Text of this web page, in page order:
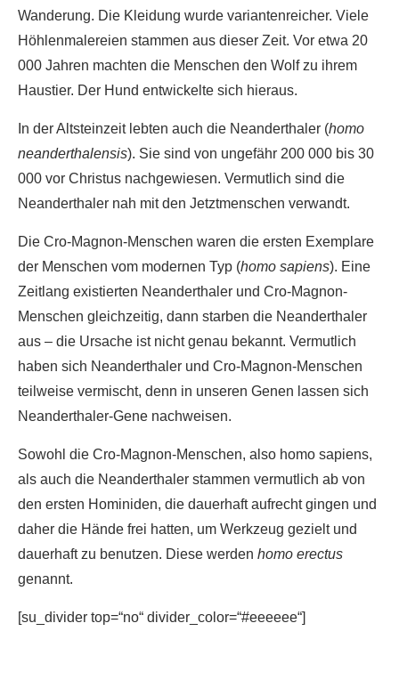
Wanderung. Die Kleidung wurde variantenreicher. Viele
Höhlenmalereien stammen aus dieser Zeit. Vor etwa 20
000 Jahren machten die Menschen den Wolf zu ihrem
Haustier. Der Hund entwickelte sich hieraus.
In der Altsteinzeit lebten auch die Neanderthaler (homo
neanderthalensis). Sie sind von ungefähr 200 000 bis 30
000 vor Christus nachgewiesen. Vermutlich sind die
Neanderthaler nah mit den Jetztmenschen verwandt.
Die Cro-Magnon-Menschen waren die ersten Exemplare
der Menschen vom modernen Typ (homo sapiens). Eine
Zeitlang existierten Neanderthaler und Cro-Magnon-
Menschen gleichzeitig, dann starben die Neanderthaler
aus – die Ursache ist nicht genau bekannt. Vermutlich
haben sich Neanderthaler und Cro-Magnon-Menschen
teilweise vermischt, denn in unseren Genen lassen sich
Neanderthaler-Gene nachweisen.
Sowohl die Cro-Magnon-Menschen, also homo sapiens,
als auch die Neanderthaler stammen vermutlich ab von
den ersten Hominiden, die dauerhaft aufrecht gingen und
daher die Hände frei hatten, um Werkzeug gezielt und
dauerhaft zu benutzen. Diese werden homo erectus
genannt.
[su_divider top=“no“ divider_color=“#eeeeee“]